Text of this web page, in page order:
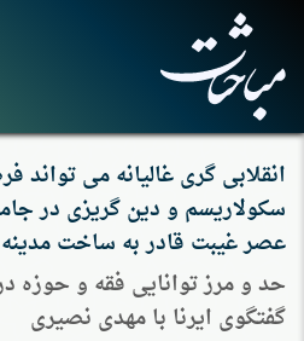
انقلابی گری غالیانه می تواند
سکولاریسم و دین گریزی در
عصر غیبت قادر به ساخت
حد و مرز توانایی فقه و حوزه
گفتگوی ایرنا با مهدی نصیری